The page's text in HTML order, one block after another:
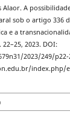
Alaor. A
sob o artigo 336
e a
2023. DOI:
2023/249/
index.php/